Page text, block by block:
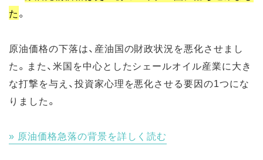
た。
原油価格の下落は、産油国の財政状況を悪化させまし
た。また、米国を中心としたシェールオイル産業に大き
な打撃を与え、投資家心理を悪化させる要因の1つにな
りました。
原油価格急落の背景を詳しく読む